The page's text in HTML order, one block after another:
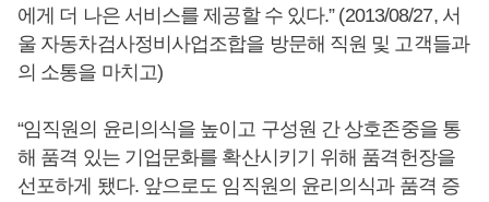
에게 더 나은 서비스를 제공할 수 있다.” (2013/08/27, 서
울 자동차검사정비사업조합을 방문해 직원 및 고객들과
의 소통을 마치고)
“임직원의 윤리의식을 높이고 구성원 간 상호존중을 통
해 품격 있는 기업문화를 확산시키기 위해 품격헌장을
선포하게 됐다. 앞으로도 임직원의 윤리의식과 품격 증